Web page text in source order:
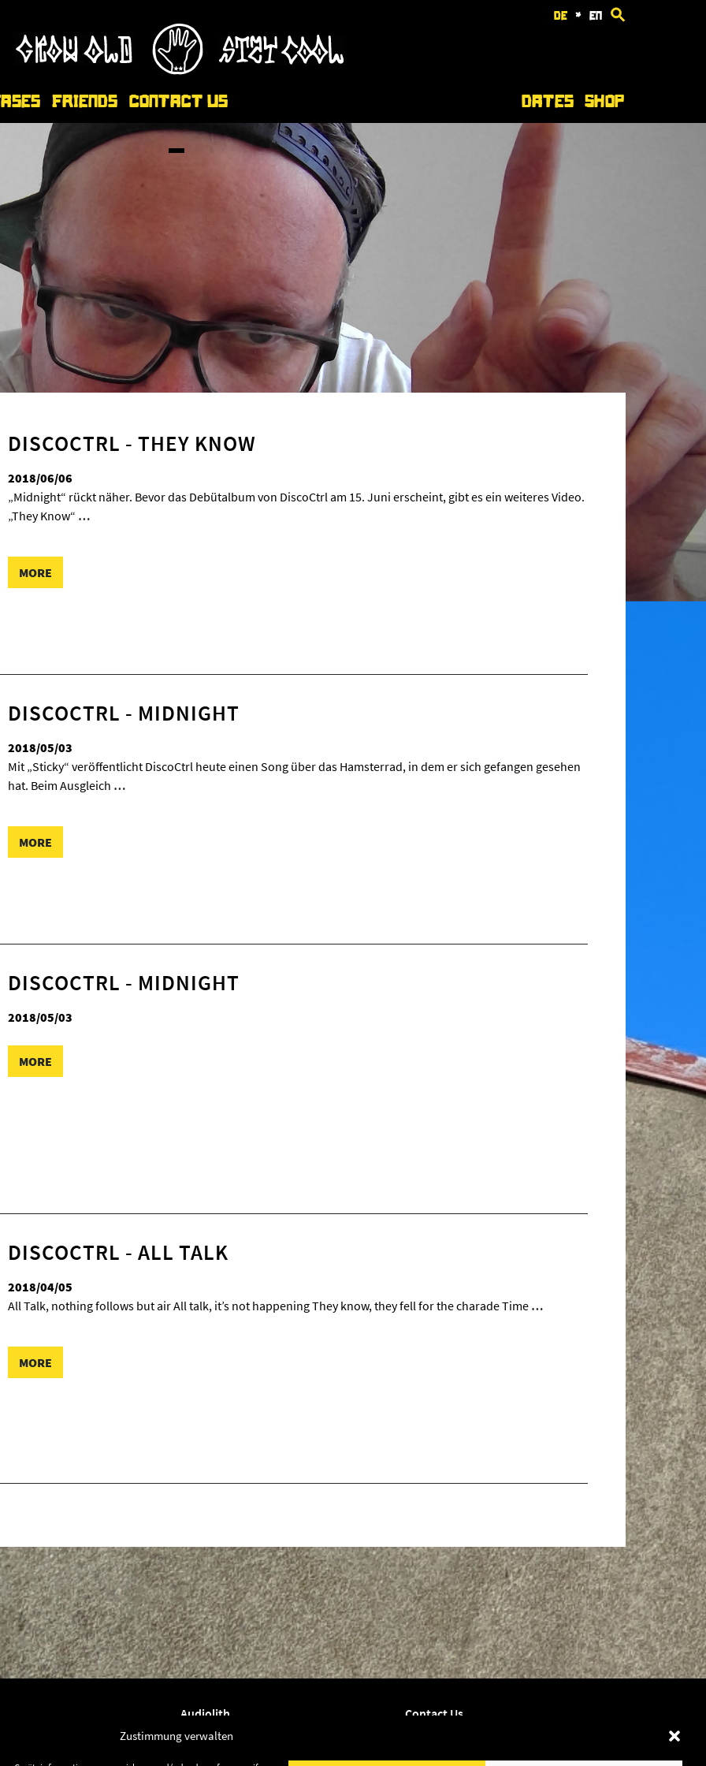
Zustimmung verwalten
de * en
Friends Contact Us Dates Shop
DISCOCTRL - THEY KNOW
2018/06/06
„Midnight“ rückt näher. Bevor das Debütalbum von DiscoCtrl am 15. Juni erscheint, gibt es ein weiteres Video.
„They Know“ …
MORE
DISCOCTRL - MIDNIGHT
2018/05/03
Mit „Sticky“ veröffentlicht DiscoCtrl heute einen Song über das Hamsterrad, in dem er sich gefangen gesehen
hat. Beim Ausgleich …
MORE
DISCOCTRL - MIDNIGHT
2018/05/03
MORE
DISCOCTRL - ALL TALK
2018/04/05
All Talk, nothing follows but air All talk, it’s not happening They know, they fell for the charade Time …
MORE
Audiolith
News
Contact Us
Shop